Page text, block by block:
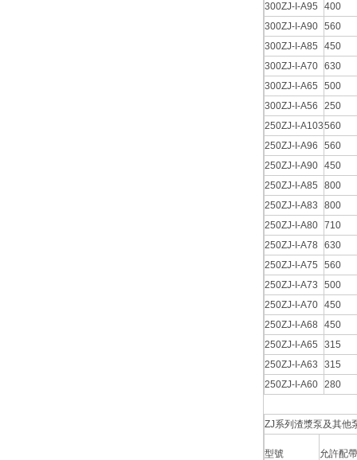
300ZJ-I-A95
400
300ZJ-I-A90 560
300ZJ-I-A85
450
300ZJ-I-A70 630
300ZJ-I-A65
500
300ZJ-I-A56
250
250ZJ-I-A103560
250ZJ-I-A96
560
250ZJ-I-A90 450
250ZJ-I-A85
800
250ZJ-I-A83
800
250ZJ-I-A80 710
250ZJ-I-A78
630
250ZJ-I-A75
560
250ZJ-I-A73
500
250ZJ-I-A70 450
250ZJ-I-A68
450
250ZJ-I-A65
315
250ZJ-I-A63
315
250ZJ-I-A60 280
ZJ系列渣漿泵及其他
型號 允許配